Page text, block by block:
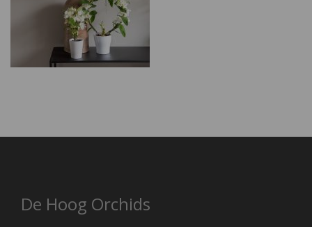
De Hoog Orchids